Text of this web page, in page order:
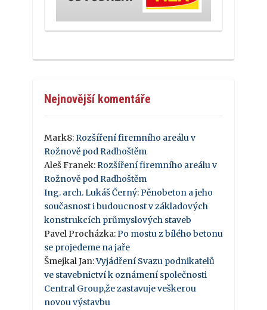
Nejnovější komentáře
Mark8: Rozšíření firemního areálu v
Rožnově pod Radhoštěm
Aleš Franek: Rozšíření firemního areálu v
Rožnově pod Radhoštěm
Ing. arch. Lukáš Černý: Pěnobeton a jeho
současnost i budoucnost v základových
konstrukcích průmyslových staveb
Pavel Procházka: Po mostu z bílého betonu
se projedeme na jaře
Šmejkal Jan:Vyjádření Svazu podnikatelů
ve stavebnictví k oznámení společnosti
Central Group,že zastavuje veškerou
novou výstavbu